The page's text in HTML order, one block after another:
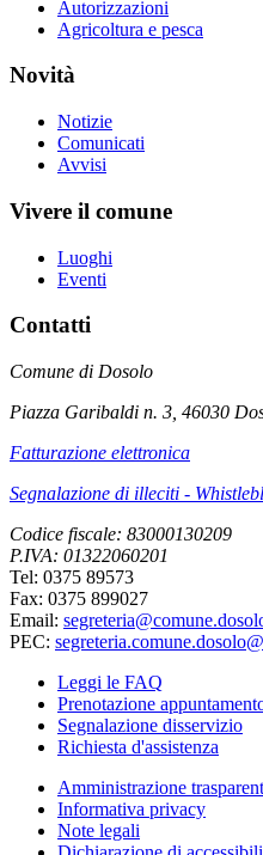
Autorizzazioni
Agricoltura e pesca
Novità
Notizie
Comunicati
Avvisi
Vivere il comune
Luoghi
Eventi
Contatti
Comune di Dosolo
Piazza Garibaldi n. 3, 46030
Fatturazione elettronica
Segnalazione di illeciti -
Codice fiscale: 83000130209
P.IVA: 01322060201
Tel: 0375 89573
Fax: 0375 899027
Email:
PEC:
Leggi le FAQ
Prenotazione
Segnalazione disservizio
Richiesta d'assistenza
Amministrazione
Informativa privacy
Note legali